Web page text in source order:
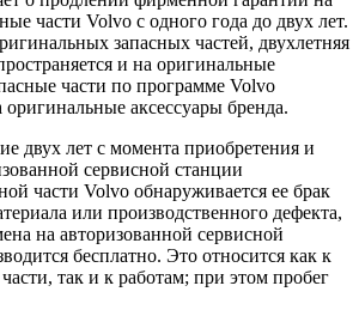
части Volvo с одного года до двух лет.
запасных частей, двухлетняя
и на оригинальные
части по программе Volvo
оригинальные аксессуары бренда.
двух лет с момента приобретения и
сервисной станции
части Volvo обнаруживается ее брак
или производственного дефекта,
на авторизованной сервисной
бесплатно. Это относится как к
так и к работам; при этом пробег